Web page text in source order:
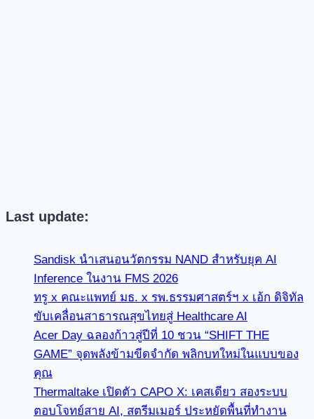
Last update:
Sandisk นำเสนอนวัตกรรม NAND สำหรับยุค AI
Inference ในงาน FMS 2026
ทรู x คณะแพทย์ มธ. x รพ.ธรรมศาสตร์ฯ x เอ้ก ดิจิทัล
ขับเคลื่อนสาธารณสุขไทยสู่ Healthcare AI
Acer Day ฉลองก้าวสู่ปีที่ 10 ชวน “SHIFT THE
GAME” จุดพลังข้ามขีดจำกัด พลิกบทใหม่ในแบบของ
คุณ
Thermaltake เปิดตัว CAPO X: เคสเดียว สองระบบ
ตอบโจทย์สาย AI, สตรีมเมอร์ ประหยัดพื้นที่ทำงาน